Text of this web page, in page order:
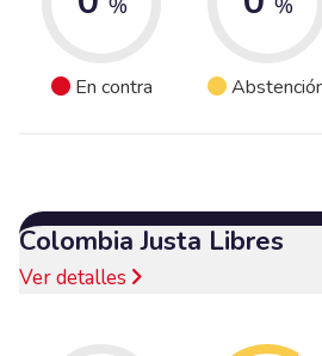
%
En contra
%
Colombia Justa Libres
Ver detalles